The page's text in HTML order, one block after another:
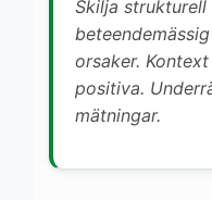
Skilja
orsaker.
positiva.
mätningar.